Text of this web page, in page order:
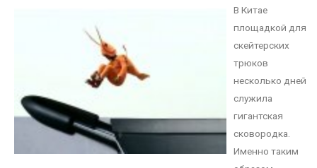
В Китае
площадкой для
скейтерских
трюков
несколько дней
служила
гигантская
сковородка.
Именно таким